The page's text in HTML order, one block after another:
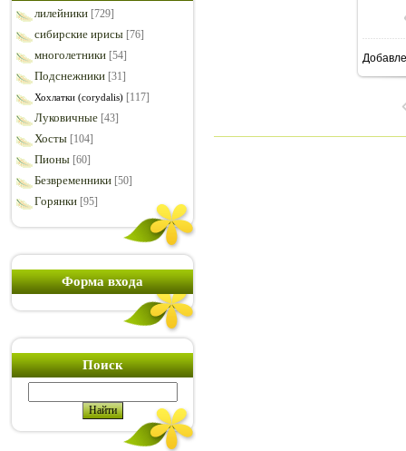
лилейники [729]
сибирские ирисы [76]
многолетники [54]
Подснежники [31]
Хохлатки (corydalis) [117]
Луковичные [43]
Хосты [104]
Пионы [60]
Безвременники [50]
Горянки [95]
Форма входа
Поиск